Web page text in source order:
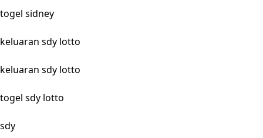
togel sidney
keluaran sdy lotto
keluaran sdy lotto
togel sdy lotto
sdy